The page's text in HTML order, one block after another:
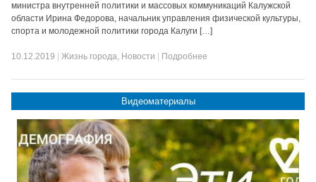
министра внутренней политики и массовых коммуникаций Калужской
области Ирина Федорова, начальник управления физической культуры,
спорта и молодежной политики города Калуги […]
10.12.2019 |Жизнь города, Новости Подробнее
Видеоматериалы